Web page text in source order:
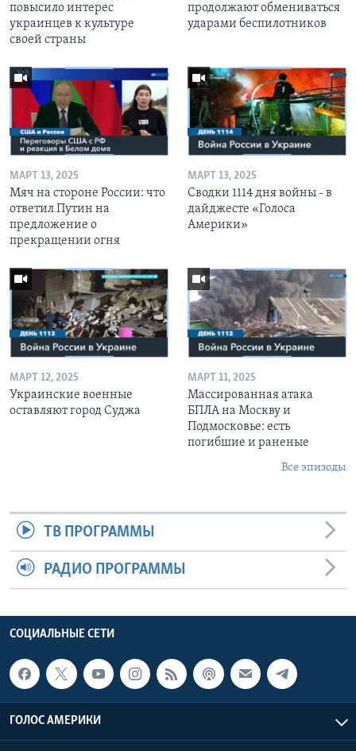
повысило интерес
украинцев к культуре
своей страны
продолжают обмениваться
ударами беспилотников
МАРТ 13, 2025
Мяч на стороне России: что
ответил Путин на
предложение о
прекращении огня
МАРТ 13, 2025
Сводки 1114 дня войны - в
дайджесте «Голоса
Америки»
МАРТ 12, 2025
Украинские военные
оставляют город Суджа
МАРТ 11, 2025
Массированная атака
БПЛА на Москву и
Подмосковье: есть
погибшие и раненые
Все эпизоды
ТВ ПРОГРАММЫ
РАДИО ПРОГРАММЫ
СОЦИАЛЬНЫЕ СЕТИ
ГОЛОС АМЕРИКИ